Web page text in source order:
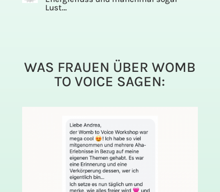
Lust…
WAS FRAUEN ÜBER WOMB
TO VOICE SAGEN: